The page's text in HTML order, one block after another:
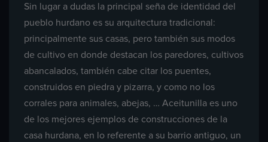
Sin lugar a dudas la principal seña de identidad del
pueblo hurdano es su arquitectura tradicional:
principalmente sus casas, pero también sus modos
de cultivo en donde destacan los paredores, cultivos
abancalados, también cabe citar los puentes,
construidos en piedra y pizarra, y como no los
corrales para animales, abejas, … Aceitunilla es uno
de los mejores ejemplos de construcciones de la
casa hurdana, en lo referente a su barrio antiguo, un